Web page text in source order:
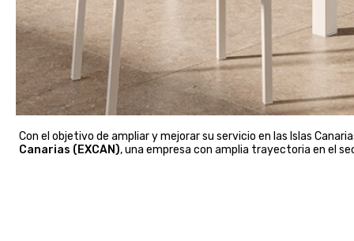
Con el objetivo de ampliar y mejorar su servicio en las Islas
Canarias (EXCAN), una empresa con amplia trayectoria en el